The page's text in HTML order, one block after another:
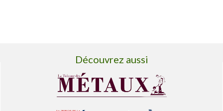
Découvrez aussi